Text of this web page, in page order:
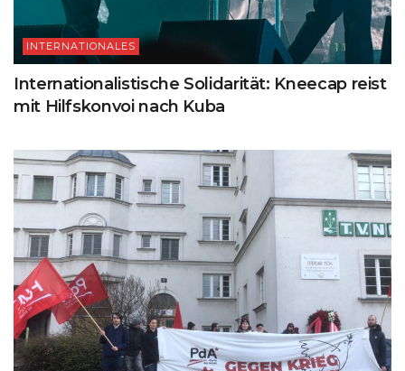
INTERNATIONALES
Internationalistische Solidarität: Kneecap reist
mit Hilfskonvoi nach Kuba